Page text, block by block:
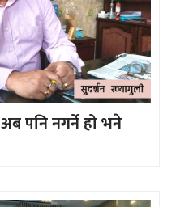
पनि नगर्ने हो भने